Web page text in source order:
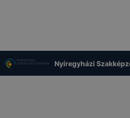
Nyíregyházi
megakadályozása
nem lesznek képesek